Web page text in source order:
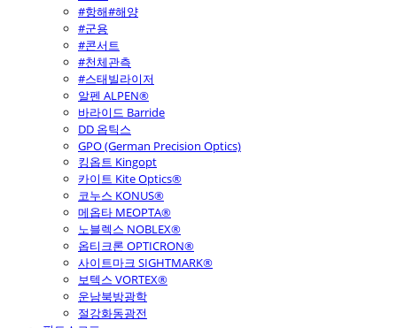
#항해#해양
#군용
#콘서트
#천체관측
#스태빌라이저
알펜 ALPEN®
바라이드 Barride
DD 옵틱스
GPO (German Precision Optics)
킹옵트 Kingopt
카이트 Kite Optics®
코누스 KONUS®
메옵타 MEOPTA®
노블렉스 NOBLEX®
옵티크론 OPTICRON®
사이트마크 SIGHTMARK®
보텍스 VORTEX®
운남북방광학
절강화동광전